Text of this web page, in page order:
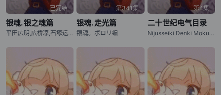
已完结
银魂. 银之魂篇
平田広明,広桥凉,石塚运昇,比嘉久美子,植田佳奈
第341集
银魂. 走光篇
银魂。ポロリ编
第4集
二十世纪电气目录
Nijusseiki Denki Mokuroku: Eureka Evrika / Sparks of Tomorrow